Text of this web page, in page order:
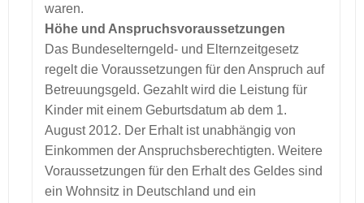
waren.
Höhe und Anspruchsvoraussetzungen
Das Bundeselterngeld- und Elternzeitgesetz
regelt die Voraussetzungen für den Anspruch auf
Betreuungsgeld. Gezahlt wird die Leistung für
Kinder mit einem Geburtsdatum ab dem 1.
August 2012. Der Erhalt ist unabhängig von
Einkommen der Anspruchsberechtigten. Weitere
Voraussetzungen für den Erhalt des Geldes sind
ein Wohnsitz in Deutschland und ein